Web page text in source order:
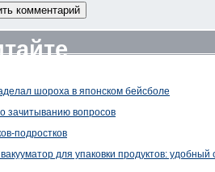
шороха в японском бейсболе
зачитыванию вопросов
подростков
для упаковки продуктов: удобный